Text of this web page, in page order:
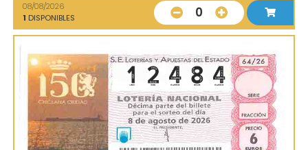
08/08/2026
1 DISPONIBLES 0